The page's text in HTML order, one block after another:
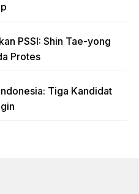
PSSI: Shin Tae-yong
Protes
Tiga Kandidat